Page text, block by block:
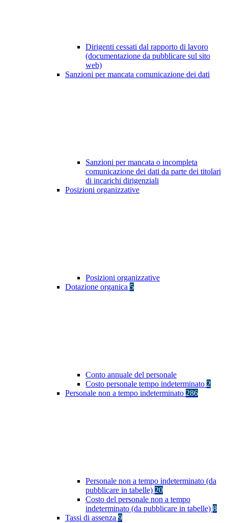
Dirigenti cessati dal rapporto di lavoro
(documentazione da pubblicare sul sito
web)
Sanzioni per mancata comunicazione dei dati
Sanzioni per mancata o incompleta
comunicazione dei dati da parte dei titolari
di incarichi dirigenziali
Posizioni organizzative
Posizioni organizzative
Dotazione organica 5
Conto annuale del personale
Costo personale tempo indeterminato 2
Personale non a tempo indeterminato 286
Personale non a tempo indeterminato (da
pubblicare in tabelle) 20
Costo del personale non a tempo
indeterminato (da pubblicare in tabelle) 8
Tassi di assenza 9